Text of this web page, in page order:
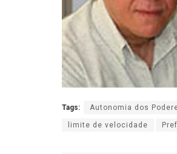
Tags: Autonomia dos
limite de velocidade